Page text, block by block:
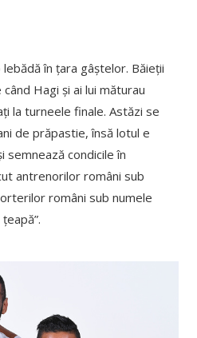
în țara gâștelor. Băieții
Hagi și ai lui măturau
la turneele finale. Astăzi se
de prăpastie, însă lotul e
semnează condicile în
antrenorilor români sub
români sub numele